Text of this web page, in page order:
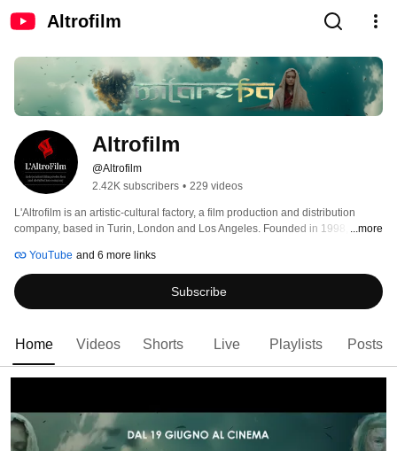
Altrofilm
Altrofilm
@Altrofilm
2.42K subscribers • 229 videos
L'Altrofilm is an artistic-cultural factory, a film production and distribution
company, based in Turin, London and Los Angeles. Founded in 1998, its
sharing meetings. A place that unites and invites artists to give life to their
ideas towards the research of Knowledge. 👁️
...more
YouTube and 6 more links
Subscribe
Home Videos Shorts Live Playlists Posts